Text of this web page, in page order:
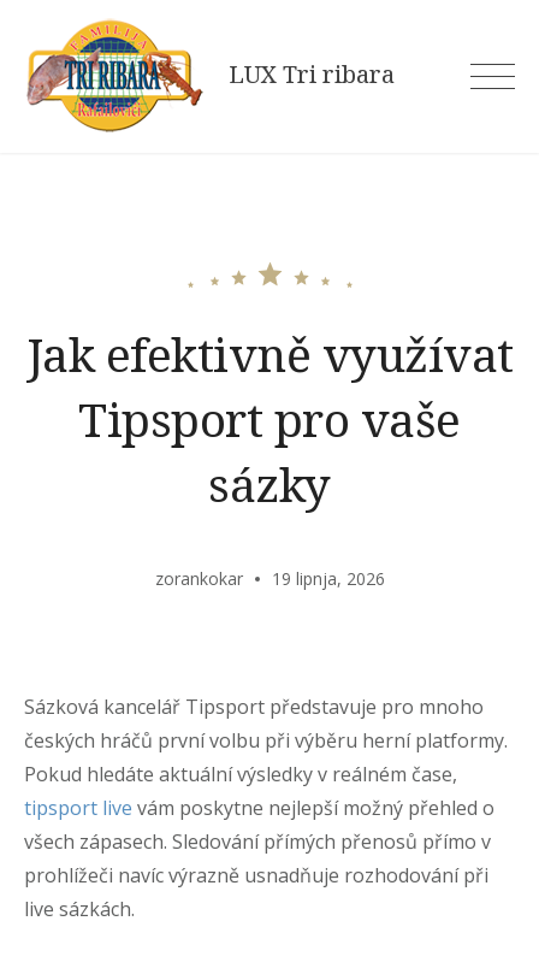
content
LUX Tri ribara
Jak efektivně využívat
Tipsport pro vaše
sázky
zorankokar 19 lipnja, 2026
Sázková kancelář Tipsport představuje pro mnoho
českých hráčů první volbu při výběru herní platformy.
Pokud hledáte aktuální výsledky v reálném čase,
tipsport live vám poskytne nejlepší možný přehled o
všech zápasech. Sledování přímých přenosů přímo v
prohlížeči navíc výrazně usnadňuje rozhodování při
live sázkách.